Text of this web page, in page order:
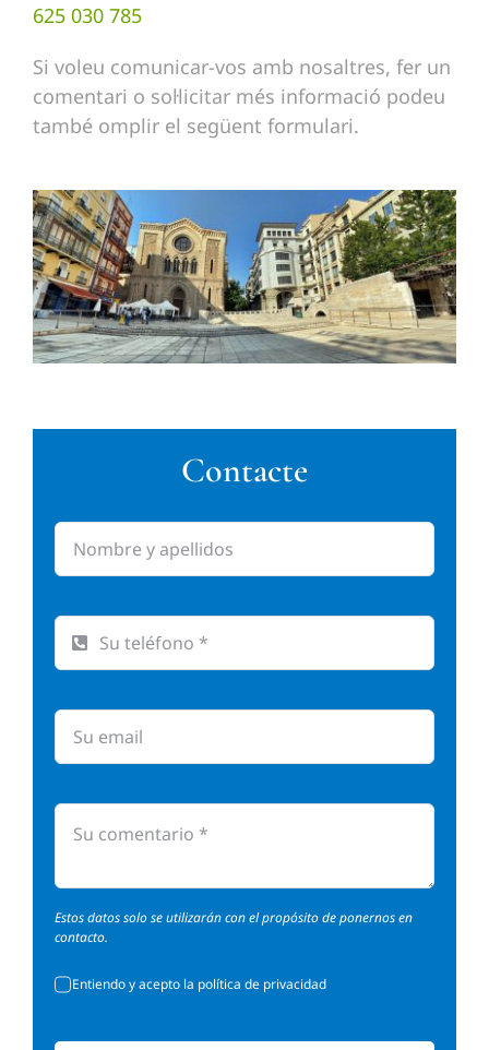
625 030 785
Si voleu comunicar-vos amb nosaltres, fer un
comentari o sol·licitar més informació podeu
també omplir el següent formulari.
Contacte
Estos datos solo se utilizarán con el propósito de ponernos en
contacto.
Entiendo y acepto la política de privacidad